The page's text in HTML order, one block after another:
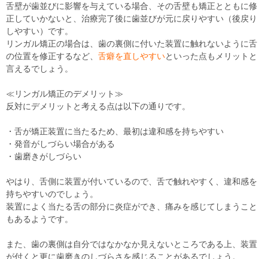
舌壁が歯並びに影響を与えている場合、その舌壁も矯正とともに修
正していかないと、治療完了後に歯並びが元に戻りやすい（後戻り
しやすい）です。
リンガル矯正の場合は、歯の裏側に付いた装置に触れないように舌
の位置を修正するなど、 舌癖を直しやすいといった点もメリットと
言えるでしょう。
≪リンガル矯正のデメリット≫
反対にデメリットと考える点は以下の通りです。
・舌が矯正装置に当たるため、最初は違和感を持ちやすい
・発音がしづらい場合がある
・歯磨きがしづらい
やはり、舌側に装置が付いているので、舌で触れやすく、違和感を
持ちやすいのでしょう。
装置によく当たる舌の部分に炎症ができ、痛みを感じてしまうこと
もあるようです。
また、歯の裏側は自分ではなかなか見えないところである上、装置
が付くと更に歯磨きのしづらさを感じることがあるでしょう。